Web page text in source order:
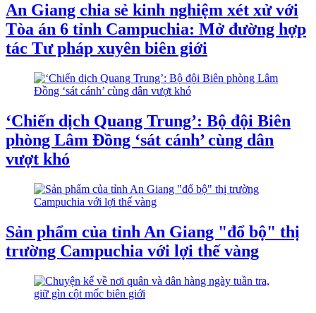
An Giang chia sẻ kinh nghiệm xét xử với
Tòa án 6 tỉnh Campuchia: Mở đường hợp
tác Tư pháp xuyên biên giới
‘Chiến dịch Quang Trung’: Bộ đội Biên
phòng Lâm Đồng ‘sát cánh’ cùng dân
vượt khó
Sản phẩm của tỉnh An Giang "đổ bộ" thị
trường Campuchia với lợi thế vàng